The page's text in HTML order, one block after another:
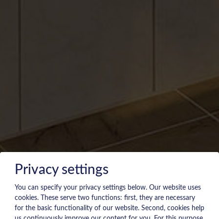
Privacy settings
You can specify your privacy settings below. Our website uses
cookies. These serve two functions: first, they are necessary
for the basic functionality of our website. Second, cookies help